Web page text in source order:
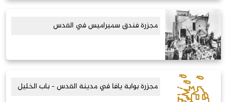
مجزرة فندق سميراميس في القدس
مجزرة بوابة يافا في مدينة القدس - باب الخليل